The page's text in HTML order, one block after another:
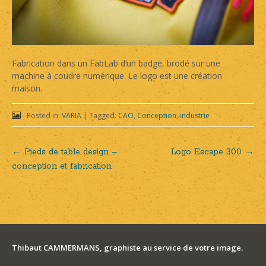
Fabrication dans un FabLab d’un badge, brodé sur une
machine à coudre numérique. Le logo est une création
maison.
Posted in:VARIA | Tagged: CAO, Conception,industrie
Post
navigation
← Pieds de table design –
conception et fabrication
Logo Escape 300 →
Thibaut CAMMERMANS, graphiste au service de votre image.